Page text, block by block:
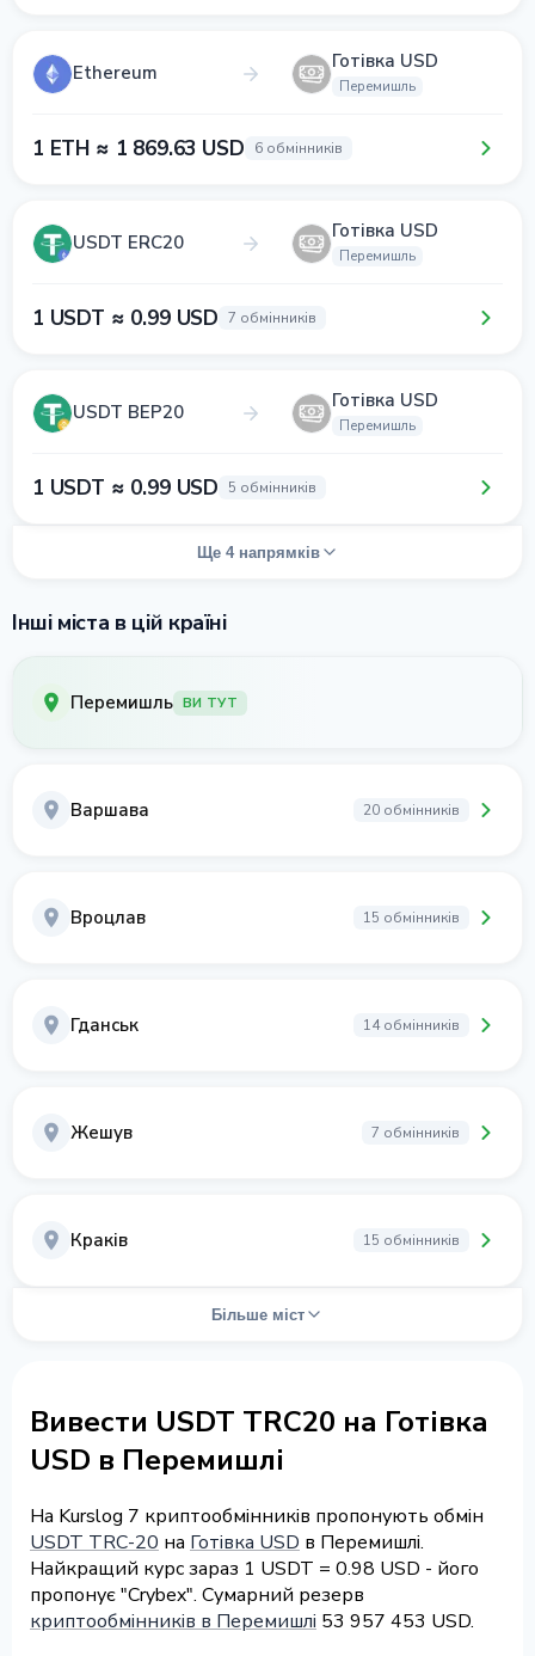
Ethereum Готівка USD
Перемишль
1 ETH ≈ 1 869.63 USD 6 обмінників
USDT ERC20 Готівка USD
Перемишль
1 USDT ≈ 0.99 USD 7 обмінників
USDT BEP20 Готівка USD
Перемишль
1 USDT ≈ 0.99 USD 5 обмінників
Ще 4 напрямків
Інші міста в цій країні
Перемишль ВИ ТУТ
Варшава 20 обмінників
Вроцлав 15 обмінників
Гданськ 14 обмінників
Жешув 7 обмінників
Краків 15 обмінників
Більше міст
Вивести USDT TRC20 на Готівка
USD в Перемишлі
На Kurslog 7 криптообмінників пропонують обмін
USDT TRC-20 на Готівка USD в Перемишлі.
Найкращий курс зараз 1 USDT = 0.98 USD - його
пропонує "Crybex". Сумарний резерв
криптообмінників в Перемишлі 53 957 453 USD.